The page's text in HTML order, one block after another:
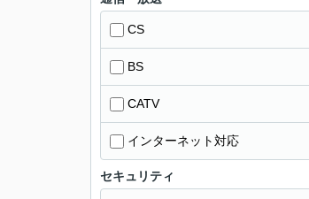
CS
BS
CATV
インターネット対応
セキュリティ